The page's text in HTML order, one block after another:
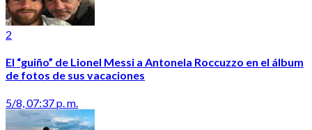
2
El “guiño” de Lionel Messi a Antonela Roccuzzo en el álbum
de fotos de sus vacaciones
5/8, 07:37 p. m.